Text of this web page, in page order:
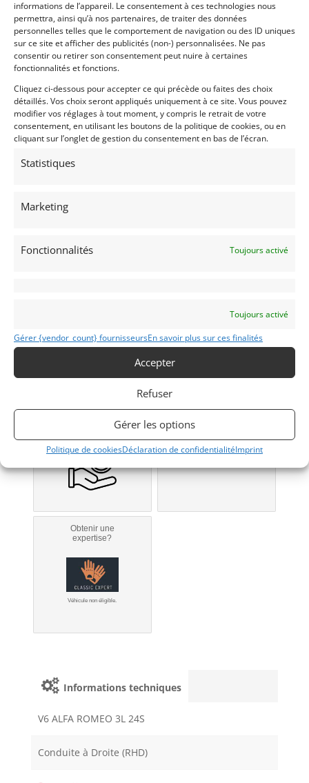
informations de l’appareil. Le consentement à ces technologies nous
permettra, ainsi qu’à nos partenaires, de traiter des données
personnelles telles que le comportement de navigation ou des ID uniques
sur ce site et afficher des publicités (non-) personnalisées. Ne pas
consentir ou retirer son consentement peut nuire à certaines
fonctionnalités et fonctions.
Cliquez ci-dessous pour accepter ce qui précède ou faites des choix
détaillés. Vos choix seront appliqués uniquement à ce site. Vous pouvez
modifier vos réglages à tout moment, y compris le retrait de votre
consentement, en utilisant les boutons de la politique de cookies, ou en
cliquant sur l’onglet de gestion du consentement en bas de l’écran.
Statistiques
Marketing
Fonctionnalités Toujours activé
Toujours activé
Gérer {vendor_count} fournisseursEn savoir plus sur ces finalités
Accepter
Refuser
Gérer les options
Politique de cookiesDéclaration de confidentialitéImprint
Voir les 21 annonces deWG British Racing
Publié: 1 mars 2025 (il y a 1 an)
AUTO
Sport Prototype
Sport Proto plus de 2L
Groupe CN
Masters Endurance Legends,Endurance Racing
Legends, Sport Proto Cup
1993
Modifier mon annonce
Bientôt disponible...
Véhicule non éligible.
Obtenir une
expertise?
Véhicule non éligible.
Informations techniques
V6 ALFA ROMEO 3L 24S
Conduite à Droite (RHD)